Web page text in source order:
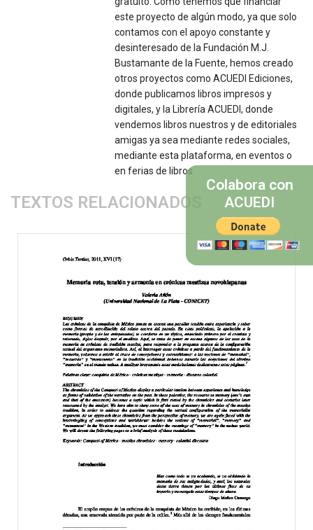
este proyecto de algún modo, ya que solo
contamos con el apoyo constante y
desinteresado de la Fundación M.J.
Bustamante de la Fuente, hemos creado
otros proyectos como ACUEDI Ediciones,
donde publicamos libros impresos y
digitales, y la Librería ACUEDI, donde
vendemos libros nuestros y de editoriales
amigas ya sea mediante redes sociales,
mediante esta plataforma, en eventos o
en ferias de libros.
TEXTOS RELACIONADOS
Colabora con
ACUEDI